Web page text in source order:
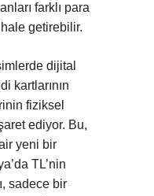
farklı para
getirebilir.
dijital
kartlarının
fiziksel
ediyor. Bu,
yeni bir
TL’nin
sadece bir